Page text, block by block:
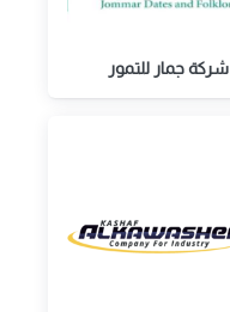
شركة جمار للتمور